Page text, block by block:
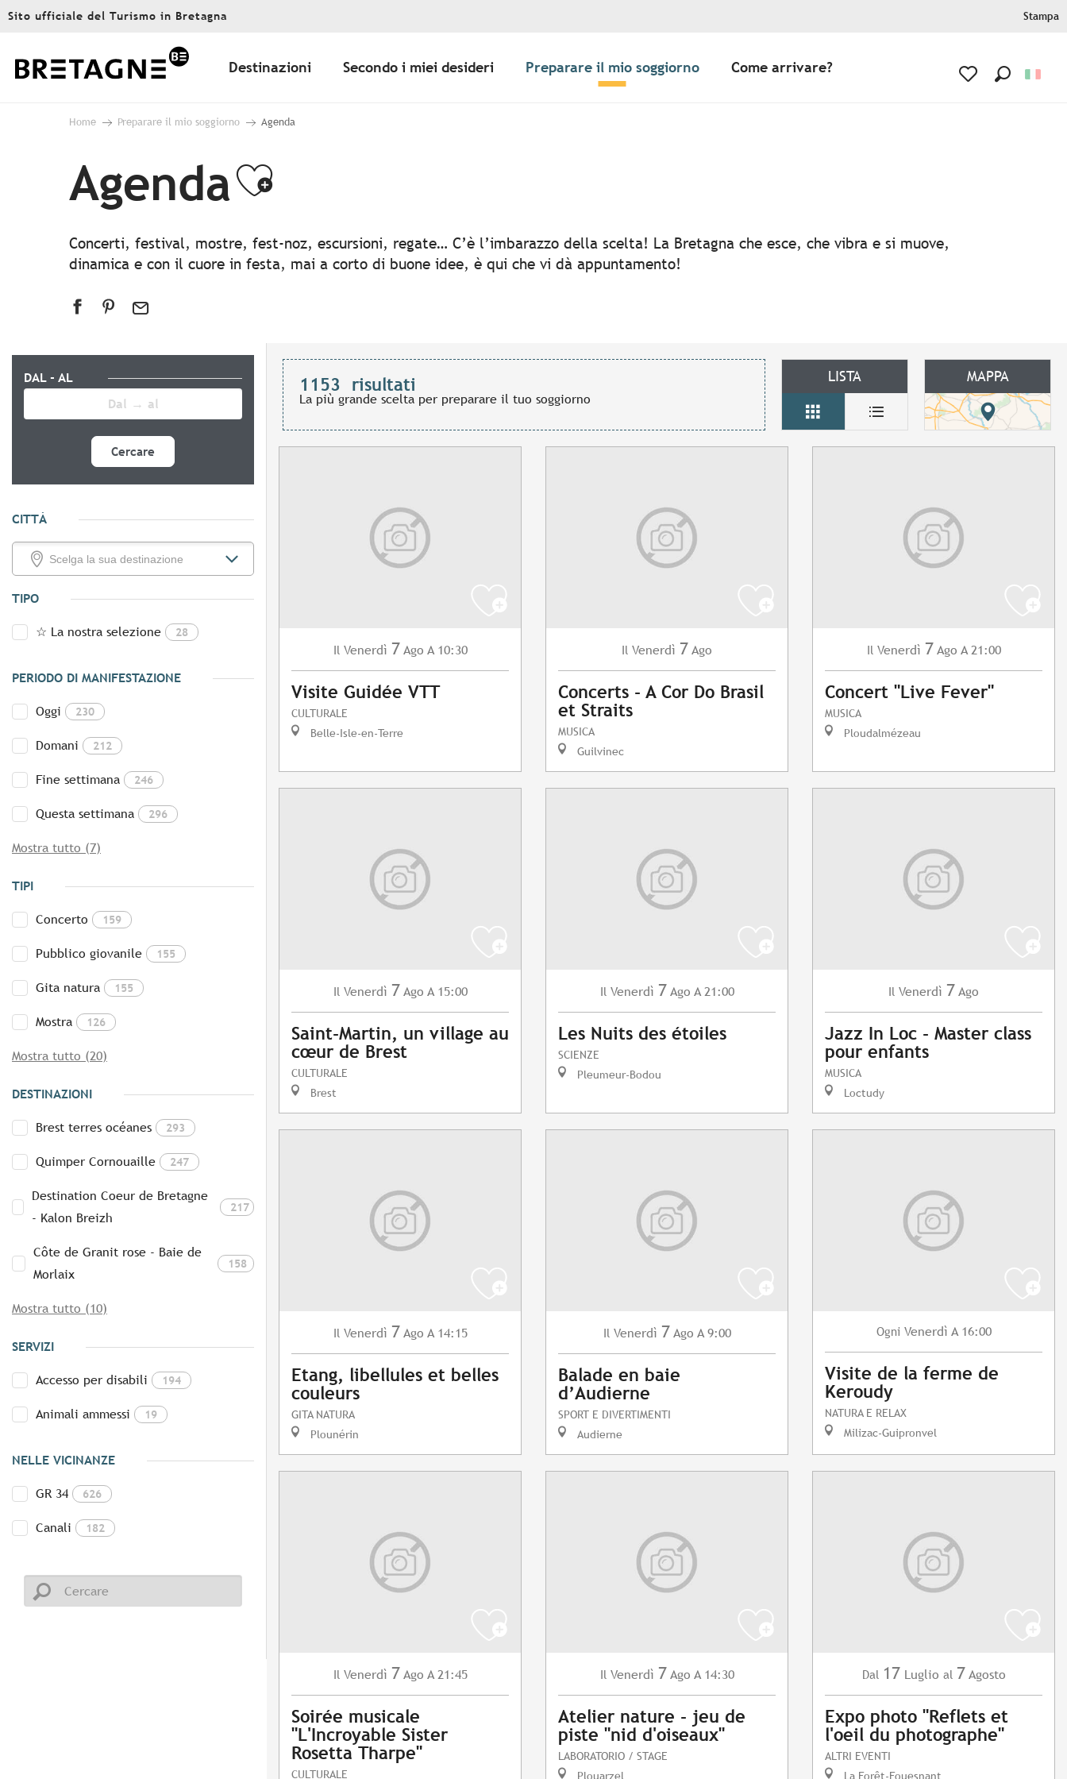
Aller
principal
Sito ufficiale del Turismo in Bretagna Stampa
Destinazioni Secondo i miei desideri Preparare il mio soggiorno Come arrivare?
Home Preparare il mio soggiorno Agenda
AgendaAjouter aux favoris
Concerti, festival, mostre, fest-noz, escursioni, regate… C’è l’imbarazzo della scelta! La Bretagna che esce, che vibra e si muove,
dinamica e con il cuore in festa, mai a corto di buone idee, è qui che vi dà appuntamento!
DAL - AL
Cercare
CITTÀ
TIPO
☆ La nostra selezione 28
PERIODO DI MANIFESTAZIONE
Oggi 230
Domani 212
Fine settimana 246
Questa settimana 296
Mostra tutto (7)
TIPI
Concerto 159
Pubblico giovanile 155
Gita natura 155
Mostra 126
Mostra tutto (20)
DESTINAZIONI
Brest terres océanes 293
Quimper Cornouaille 247
Destination Coeur de Bretagne
- Kalon Breizh
217
Côte de Granit rose - Baie de
Morlaix
158
Mostra tutto (10)
SERVIZI
Accesso per disabili 194
Animali ammessi 19
NELLE VICINANZE
GR 34 626
Canali 182
1153 risultati
La più grande scelta per preparare il tuo soggiorno
LISTA MAPPA
Il Venerdì 7 Ago A 10:30
Visite Guidée VTT
CULTURALE
Belle-Isle-en-Terre
Il Venerdì 7 Ago
Concerts - A Cor Do Brasil
et Straits
MUSICA
Guilvinec
Il Venerdì 7 Ago A 21:00
Concert "Live Fever"
MUSICA
Ploudalmézeau
Il Venerdì 7 Ago A 15:00
Saint-Martin, un village au
cœur de Brest
CULTURALE
Brest
Il Venerdì 7 Ago A 21:00
Les Nuits des étoiles
SCIENZE
Pleumeur-Bodou
Il Venerdì 7 Ago
Jazz In Loc - Master class
pour enfants
MUSICA
Loctudy
Il Venerdì 7 Ago A 14:15
Etang, libellules et belles
couleurs
GITA NATURA
Plounérin
Il Venerdì 7 Ago A 9:00
Balade en baie
d’Audierne
SPORT E DIVERTIMENTI
Audierne
Ogni Venerdì A 16:00
Visite de la ferme de
Keroudy
NATURA E RELAX
Milizac-Guipronvel
Il Venerdì 7 Ago A 21:45
Soirée musicale
"L'Incroyable Sister
Rosetta Tharpe"
CULTURALE
Il Venerdì 7 Ago A 14:30
Atelier nature - jeu de
piste "nid d'oiseaux"
LABORATORIO / STAGE
Plouarzel
Dal 17 Luglio al 7 Agosto
Expo photo "Reflets et
l'oeil du photographe"
ALTRI EVENTI
La Forêt-Fouesnant